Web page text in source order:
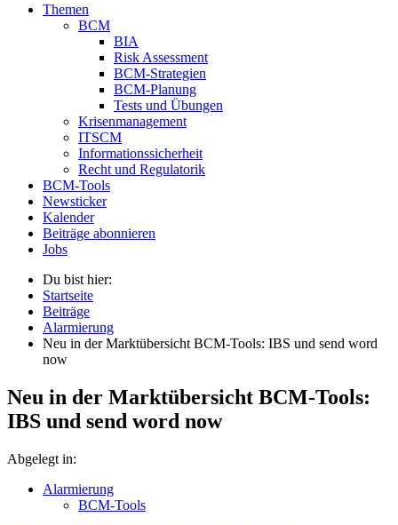
Themen
BCM
BIA
Risk Assessment
BCM-Strategien
BCM-Planung
Tests und Übungen
Krisenmanagement
ITSCM
Informationssicherheit
Recht und Regulatorik
BCM-Tools
Newsticker
Kalender
Beiträge abonnieren
Jobs
Du bist hier:
Startseite
Beiträge
Alarmierung
Neu in der Marktübersicht BCM-Tools: IBS und send word
now
Neu in der Marktübersicht BCM-Tools:
IBS und send word now
Abgelegt in:
Alarmierung
BCM-Tools